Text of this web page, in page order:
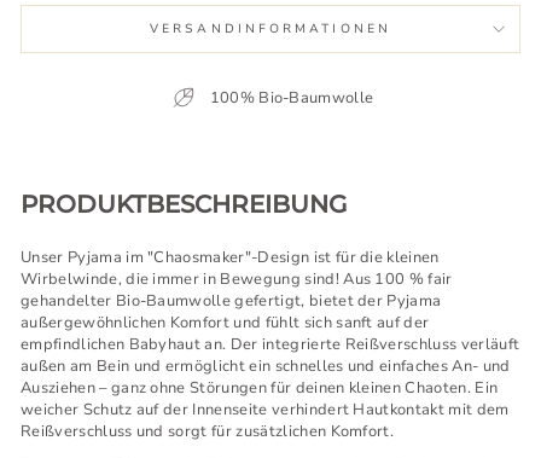
VERSANDINFORMATIONEN
100% Bio-Baumwolle
PRODUKTBESCHREIBUNG
Unser Pyjama im "Chaosmaker"-Design ist für die kleinen
Wirbelwinde, die immer in Bewegung sind! Aus 100 % fair
gehandelter Bio-Baumwolle gefertigt, bietet der Pyjama
außergewöhnlichen Komfort und fühlt sich sanft auf der
empfindlichen Babyhaut an. Der integrierte Reißverschluss verläuft
außen am Bein und ermöglicht ein schnelles und einfaches An- und
Ausziehen – ganz ohne Störungen für deinen kleinen Chaoten. Ein
weicher Schutz auf der Innenseite verhindert Hautkontakt mit dem
Reißverschluss und sorgt für zusätzlichen Komfort.